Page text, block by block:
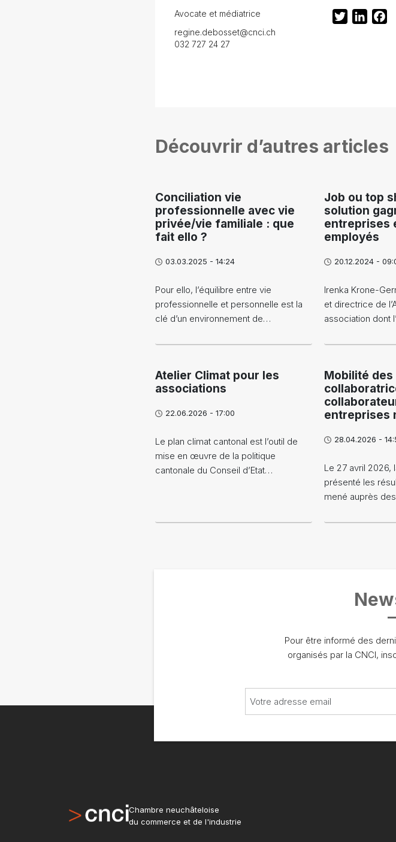
Avocate et médiatrice
regine.debosset@cnci.ch
032 727 24 27
Twitter
Découvrir d’autres articles
Conciliation vie
professionnelle avec vie
privée/vie familiale : que
fait ello ?
03.03.2025 - 14:24
Pour ello, l’équilibre entre vie
professionnelle et personnelle est la
clé d’un environnement de…
Job ou top
solution
entreprises
employés
20.12.2024 -
Irenka Krone-
et directrice de
association dont
Atelier Climat pour les
associations
22.06.2026 - 17:00
Le plan climat cantonal est l’outil de
mise en œuvre de la politique
cantonale du Conseil d’Etat…
Mobilité des
entreprises
28.04.2026 -
Le 27 avril 2026,
présenté les
mené auprès
Pour être informé des
organisés par la CNCI,
Chambre neuchâteloise
du commerce et de l'industrie